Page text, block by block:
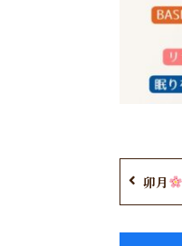
卯月